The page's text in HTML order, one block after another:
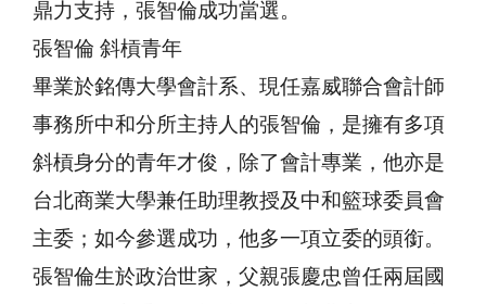
鼎力支持，張智倫成功當選。
張智倫 斜槓青年
畢業於銘傳大學會計系、現任嘉威聯合會計師
事務所中和分所主持人的張智倫，是擁有多項
斜槓身分的青年才俊，除了會計專業，他亦是
台北商業大學兼任助理教授及中和籃球委員會
主委；如今參選成功，他多一項立委的頭銜。
張智倫生於政治世家，父親張慶忠曾任兩屆國